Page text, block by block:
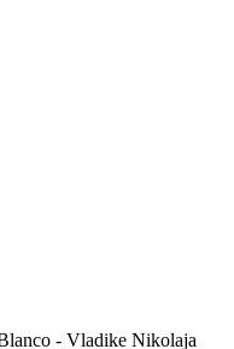
- Vladike Nikolaja